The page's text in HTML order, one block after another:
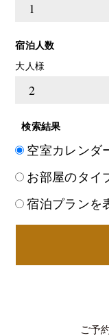
宿泊人数
大人様
検索結果
空室カレンダ
お部屋のタイ
宿泊プランを
ご予